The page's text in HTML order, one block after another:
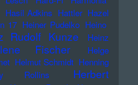
Hasil Adkins Hattler Hazel
17 Heiner Pudelko Heino
Rudolf Kunze
Heinz
Fischer
Helge
Helmut Schmidt Henning
Rollins
Herbert